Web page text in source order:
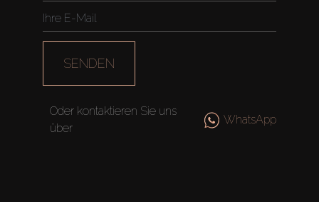
SENDEN
Oder kontaktieren Sie uns
über
WhatsApp